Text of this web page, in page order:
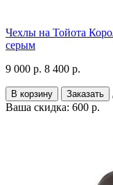
Чехлы на Тойота
серым
9 000 р. 8 400 р.
В корзину Заказать
Ваша скидка: 600 р.